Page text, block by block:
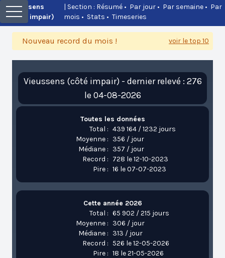
Vieussens
(côté impair)
| Section : Résumé• Par jour• Par semaine• Par
mois • Stats • Timeseries
Nouveau record du mois ! voir le top 10
Vieussens (côté impair) - dernier relevé : 276
le 04-08-2026
Toutes les données
Total : 439 164 / 1232 jours
Moyenne : 356 / jour
Médiane : 357 / jour
Record : 728 le 12-10-2023
Pire : 16 le 07-07-2023
Cette année 2026
Total : 65 902 / 215 jours
Moyenne : 306 / jour
Médiane : 313 / jour
Record : 526 le 12-05-2026
Pire : 18 le 21-05-2026